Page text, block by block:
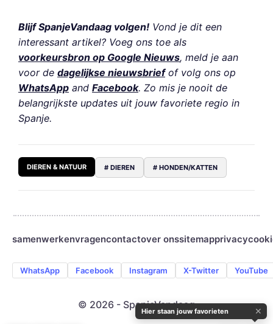
Blijf SpanjeVandaag volgen! Vond je dit een
interessant artikel? Voeg ons toe als
voorkeursbron op Google Nieuws, meld je aan
voor de dagelijkse nieuwsbriefof volg ons op
WhatsApp and Facebook. Zo mis je nooit de
belangrijkste updates uit jouw favoriete regio in
Spanje.
DIEREN & NATUUR # DIEREN # HONDEN/KATTEN
samenwerkenvragencontactover onssitemapprivacy
WhatsApp Facebook Instagram X-Twitter YouTube
© 2026 - SpanjeVandaag
Hier staan jouw favorieten ✕